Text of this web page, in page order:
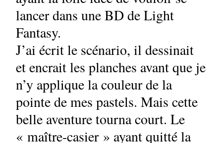
lancer dans une BD de Light
Fantasy.
J’ai écrit le scénario, il dessinait
et encrait les planches avant que je
n’y applique la couleur de la
pointe de mes pastels. Mais cette
belle aventure tourna court. Le
« maître-casier » ayant quitté la